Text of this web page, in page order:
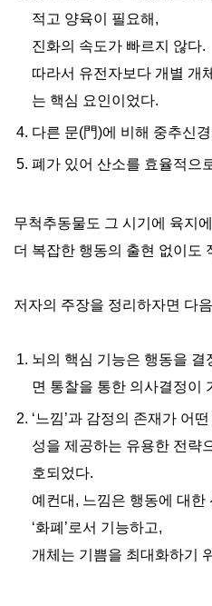
적고 양육이 필요해,
진화의 속도가 빠르지 않다.
따라서 유전자보다 개별 개
는 핵심 요인이었다.
다른 문(門)에 비해 중추신
폐가 있어 산소를 효율적으
무척추동물도 그 시기에 육지
더 복잡한 행동의 출현 없이도
저자의 주장을 정리하자면 다
뇌의 핵심 기능은 행동을 결
면 통찰을 통한 의사결정이
‘느낌’과 감정의 존재가 어
성을 제공하는 유용한 전략
호되었다.
예컨대, 느낌은 행동에 대한
‘화폐’로서 기능하고,
개체는 기쁨을 최대화하기